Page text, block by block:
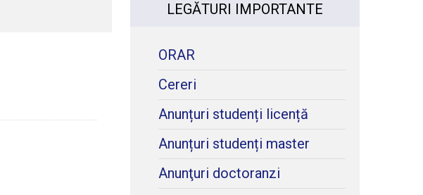
LEGĂTURI IMPORTANTE
ORAR
Cereri
Anunțuri studenți licență
Anunțuri studenți master
Anunţuri doctoranzi